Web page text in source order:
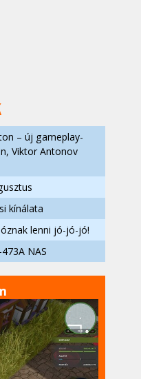
– új gameplay-
Viktor Antonov
kínálata
lenni jó-jó-jó!
NAS